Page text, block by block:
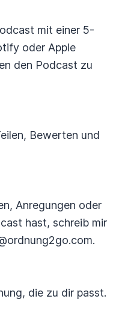
mit einer 5-
oder Apple
den Podcast zu
Bewerten und
Anregungen oder
hast, schreib mir
die zu dir passt.